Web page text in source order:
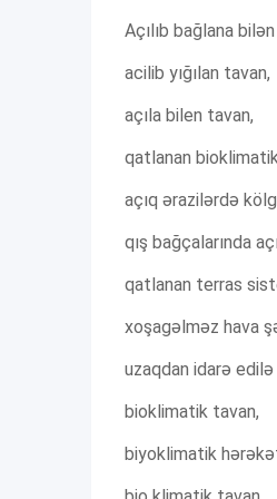
Açılıb bağlana
acilib yığılan tavan,
açıla bilen tavan,
qatlanan
açıq ərazilərdə
qış bağçalarında
qatlanan terras
xoşagəlməz hava
uzaqdan idarə
bioklimatik tavan,
biyoklimatik